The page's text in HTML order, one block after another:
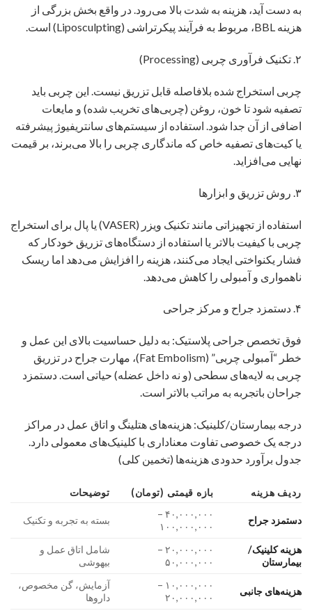
به دست آید، هزینه به شدت بالا می‌رود. در واقع بخش بزرگی از
هزینه BBL، مربوط به فرآیند پیکرتراشی (Liposculpting) است.
۲. تکنیک فرآوری چربی (Processing)
چربی استخراج شده بلافاصله قابل تزریق نیست. این چربی باید
تصفیه شود تا خون، روغن (چربی‌های تخریب شده) و مایعات
اضافی از آن جدا شود. استفاده از سیستم‌های سانتریفیوژ پیشرفته
یا کیت‌های تصفیه خاص که ماندگاری چربی را بالا می‌برند، بر قیمت
نهایی می‌افزاید.
۳. روش تزریق و ابزارها
استفاده از تجهیزاتی مانند تکنیک ویزر (VASER) یا پال برای استخراج
چربی با کیفیت بالاتر یا استفاده از دستگاه‌های تزریق خودکار که
فشار یکنواختی ایجاد می‌کنند، هزینه را افزایش می‌دهد اما ریسک
ناهمواری و آمبولی را کاهش می‌دهد.
۴. دستمزد جراح و مرکز جراحی
فوق تخصص جراحی پلاستیک: به دلیل حساسیت بالای این عمل و
خطر “آمبولی چربی” (Fat Embolism)، مهارت جراح در تزریق
چربی به لایه‌های سطحی (و نه داخل عضله) حیاتی است. دستمزد
جراحان باتجربه به مراتب بالاتر است.
درجه بیمارستان/کلینیک: هزینه‌های هتلینگ و اتاق عمل در مراکز
درجه یک خصوصی تفاوت معناداری با کلینیک‌های معمولی دارد.
جدول برآورد حدودی هزینه‌ها (تخمین کلی)
ردیف هزینه بازه قیمتی (تومان) توضیحات
دستمزد جراح
۴۰,۰۰۰,۰۰۰ –
۱۰۰,۰۰۰,۰۰۰
بسته به تجربه و تکنیک
هزینه کلینیک/
بیمارستان
۲۰,۰۰۰,۰۰۰ –
۵۰,۰۰۰,۰۰۰
شامل اتاق عمل و
بیهوشی
هزینه‌های جانبی
۱۰,۰۰۰,۰۰۰ –
۲۰,۰۰۰,۰۰۰
آزمایش، گن مخصوص،
داروها